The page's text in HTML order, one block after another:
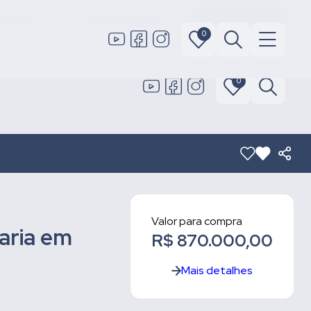
0
0
em
Valor para compra
R$ 870.000,00
Mais detalhes